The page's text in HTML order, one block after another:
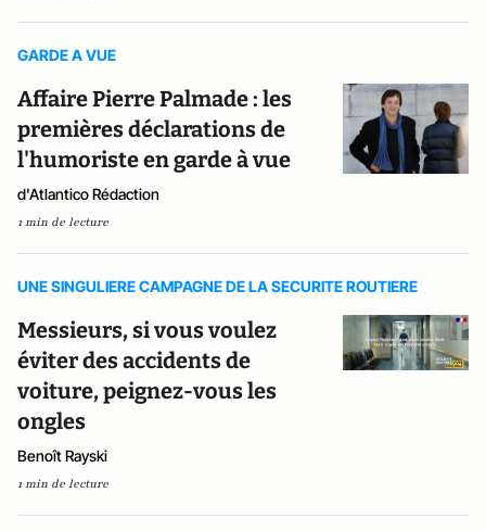
GARDE A VUE
Affaire Pierre Palmade : les
premières déclarations de
l'humoriste en garde à vue
d'Atlantico Rédaction
1 min de lecture
UNE SINGULIERE CAMPAGNE DE LA SECURITE ROUTIERE
Messieurs, si vous voulez
éviter des accidents de
voiture, peignez-vous les
ongles
Benoît Rayski
1 min de lecture